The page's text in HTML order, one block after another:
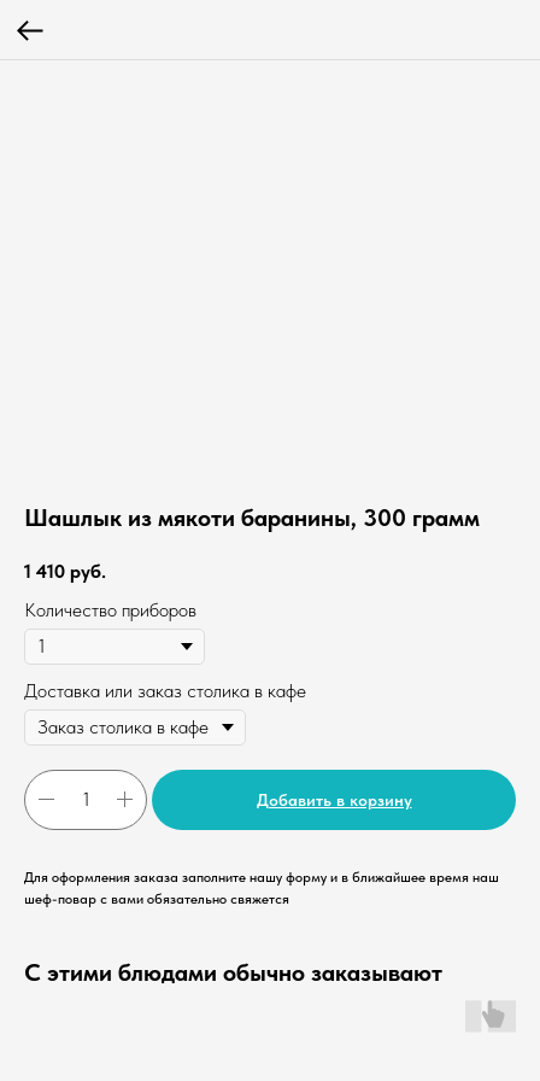
Шашлык из мякоти баранины, 300 грамм
1 410 руб.
Количество приборов
Доставка или заказ столика в кафе
Добавить в корзину
Для оформления заказа заполните нашу форму и в ближайшее время наш
шеф-повар с вами обязательно свяжется
С этими блюдами обычно заказывают